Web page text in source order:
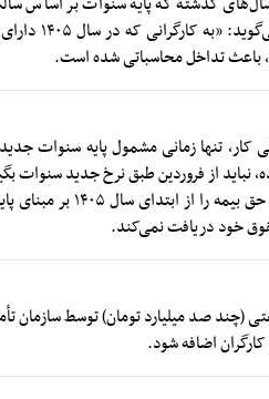
محاسبه می‌شد، در بخشنامه
کار، تنها زمانی مشمول پایه سنوات
نباید از فروردین طبق نرخ جدید سنوات
- رویکرد تأمین اجتماعی: سازمان با استناد به
صد میلیارد تومان) توسط سازمان
اضافه شود.